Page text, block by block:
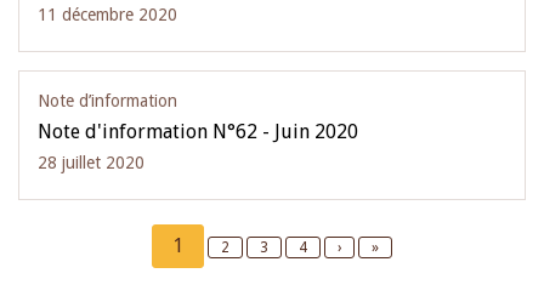
11 décembre 2020
Note d’information
Note d'information N°62 - Juin 2020
28 juillet 2020
Current
page
1 Page
2 Page
3 Page
4
Next
›
Last
»